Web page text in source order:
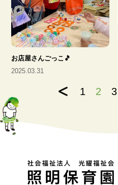
お店屋さんごっこ🎵
2025.03.31
1 2 3